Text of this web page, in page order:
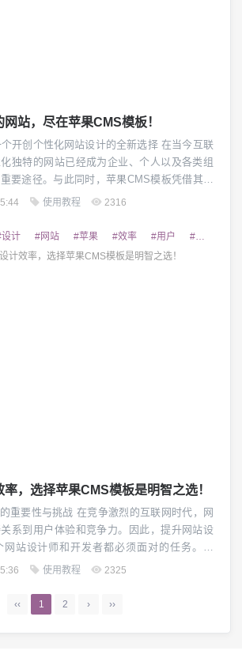
站，尽在苹果CMS模板！
个性化网站设计的全新选择 在当今互联
独特的网站已经成为企业、个人以及各类组
要途径。与此同时，苹果CMS模板凭借其卓
能在众多CMS模板中脱颖而出。本文将为您
传统的网站...
使用教程 2316
计 #网站 #苹果 #效率 #用户 #强大
，选择苹果CMS模板是明智之选！
竞争激烈的互联网时代，网
系到用户体验和竞争力。因此，提升网站设
站设计师和开发者都必须面对的任务。然
提升也面临着各种挑战，包括复杂的设计流
智选择 苹果CMS模板是一款强
的内容管理系统模板，可...
使用教程 2325
‹‹ 1 2 › ››